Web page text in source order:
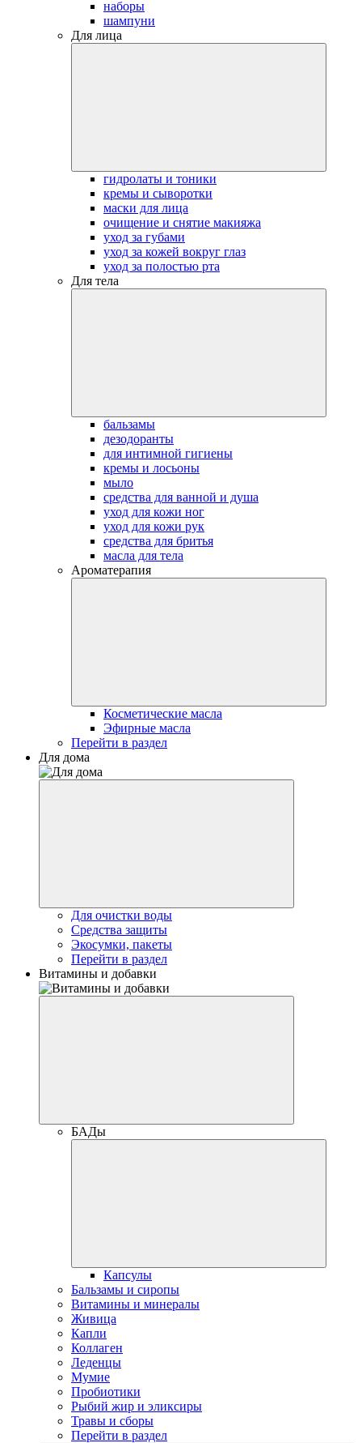
наборы
шампуни
Для лица
гидролаты и тоники
кремы и сыворотки
маски для лица
очищение и снятие макияжа
уход за губами
уход за кожей вокруг глаз
уход за полостью рта
Для тела
бальзамы
дезодоранты
для интимной гигиены
кремы и лосьоны
мыло
средства для ванной и душа
уход для кожи ног
уход для кожи рук
средства для бритья
масла для тела
Ароматерапия
Косметические масла
Эфирные масла
Перейти в раздел
Для дома
Для очистки воды
Средства защиты
Экосумки, пакеты
Перейти в раздел
Витамины и добавки
БАДы
Капсулы
Бальзамы и сиропы
Витамины и минералы
Живица
Капли
Коллаген
Леденцы
Мумие
Пробиотики
Рыбий жир и эликсиры
Травы и сборы
Перейти в раздел